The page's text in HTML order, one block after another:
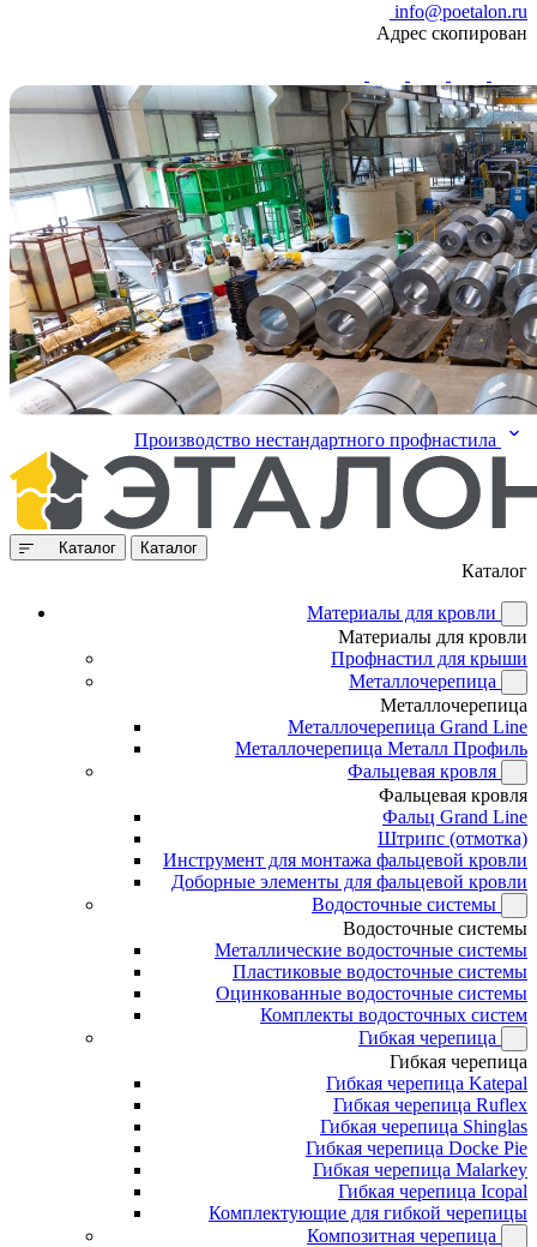
info@poetalon.ru
Адрес скопирован
Производство нестандартного профнастила
Каталог Каталог
Каталог
Материалы для кровли
Материалы для кровли
Профнастил для крыши
Металлочерепица
Металлочерепица
Металлочерепица Grand Line
Металлочерепица Металл Профиль
Фальцевая кровля
Фальцевая кровля
Фальц Grand Line
Штрипс (отмотка)
Инструмент для монтажа фальцевой кровли
Доборные элементы для фальцевой кровли
Водосточные системы
Водосточные системы
Металлические водосточные системы
Пластиковые водосточные системы
Оцинкованные водосточные системы
Комплекты водосточных систем
Гибкая черепица
Гибкая черепица
Гибкая черепица Katepal
Гибкая черепица Ruflex
Гибкая черепица Shinglas
Гибкая черепица Docke Pie
Гибкая черепица Malarkey
Гибкая черепица Icopal
Комплектующие для гибкой черепицы
Композитная черепица